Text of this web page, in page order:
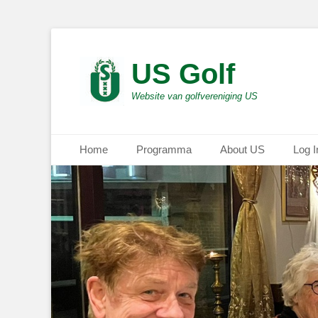
US Golf
Website van golfvereniging US
Primair menu
naar
de
inhoud
Home Programma About US Log